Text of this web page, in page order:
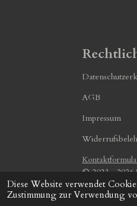
Diese Website verwendet
Zustimmung zur Verwendung
AGB
Impressum
© 2023 - 2026